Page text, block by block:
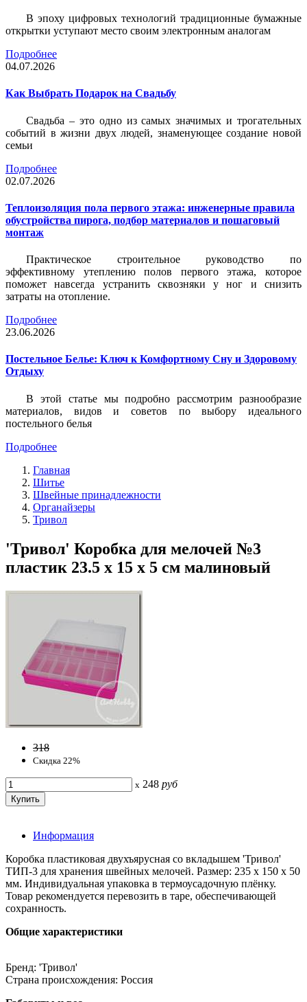
В эпоху цифровых технологий традиционные бумажные
открытки уступают место своим электронным аналогам
Подробнее
04.07.2026
Как Выбрать Подарок на Свадьбу
Свадьба – это одно из самых значимых и трогательных
событий в жизни двух людей, знаменующее создание новой
семьи
Подробнее
02.07.2026
Теплоизоляция пола первого этажа: инженерные правила
обустройства пирога, подбор материалов и пошаговый
монтаж
Практическое строительное руководство по
эффективному утеплению полов первого этажа, которое
поможет навсегда устранить сквозняки у ног и снизить
затраты на отопление.
Подробнее
23.06.2026
Постельное Белье: Ключ к Комфортному Сну и Здоровому
Отдыху
В этой статье мы подробно рассмотрим разнообразие
материалов, видов и советов по выбору идеального
постельного белья
Подробнее
Главная
Шитье
Швейные принадлежности
Органайзеры
Тривол
'Тривол' Коробка для мелочей №3
пластик 23.5 x 15 x 5 см малиновый
318
Скидка 22%
x 248 руб
Информация
Коробка пластиковая двухъярусная со вкладышем 'Тривол'
ТИП-3 для хранения швейных мелочей. Размер: 235 х 150 х 50
мм. Индивидуальная упаковка в термоусадочную плёнку.
Товар рекомендуется перевозить в таре, обеспечивающей
сохранность.
Общие характеристики
Бренд: 'Тривол'
Страна происхождения: Россия